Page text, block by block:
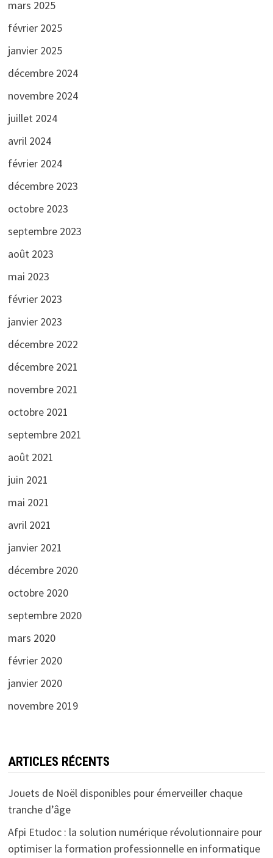
mars 2025
février 2025
janvier 2025
décembre 2024
novembre 2024
juillet 2024
avril 2024
février 2024
décembre 2023
octobre 2023
septembre 2023
août 2023
mai 2023
février 2023
janvier 2023
décembre 2022
décembre 2021
novembre 2021
octobre 2021
septembre 2021
août 2021
juin 2021
mai 2021
avril 2021
janvier 2021
décembre 2020
octobre 2020
septembre 2020
mars 2020
février 2020
janvier 2020
novembre 2019
ARTICLES RÉCENTS
Jouets de Noël disponibles pour émerveiller chaque
tranche d’âge
Afpi Etudoc : la solution numérique révolutionnaire pour
optimiser la formation professionnelle en informatique